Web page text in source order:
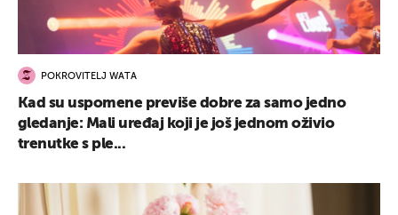
POKROVITELJ WATA
Kad su uspomene previše dobre za samo jedno
gledanje: Mali uređaj koji je još jednom oživio
trenutke s ple...